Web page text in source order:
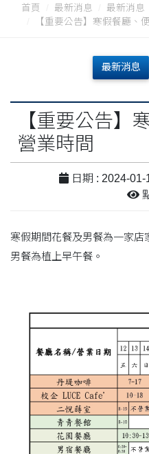
首頁 最新消息
最新消息
【重要公告】寒假餐廳、
最新消息
【重要公告】
營業時間
日期 : 2024-01-
寒假期間花餐及男餐為一家店
男餐為植上早午餐。